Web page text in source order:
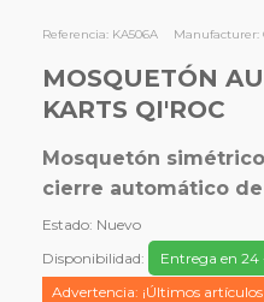
Referencia: KA506A Manufacturer:
MOSQUETÓN
KARTS QI'ROC
Mosquetón
cierre automático
Estado: Nuevo
Disponibilidad:
Entrega en 24
Advertencia: ¡Últimos